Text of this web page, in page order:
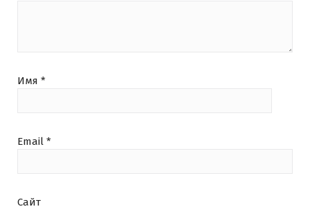
Имя *
Email *
Сайт